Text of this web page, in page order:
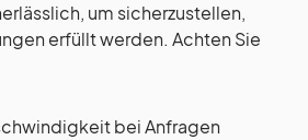
um sicherzustellen,
erfüllt werden. Achten Sie
bei Anfragen